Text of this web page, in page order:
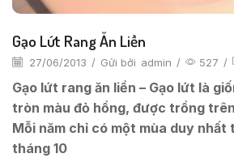
Gạo Lứt Rang Ăn Liền
27/06/2013 / Gửi bởi admin / 527 /
Gạo lứt rang ăn liền – Gạo lứt là
tròn màu đỏ hồng, được trồng
Mỗi năm chỉ có một mùa duy nhất
tháng 10